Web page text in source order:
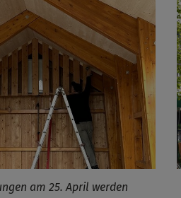
am 25. April werden
von OpenWeatherAPI gesetzt werden
schließen